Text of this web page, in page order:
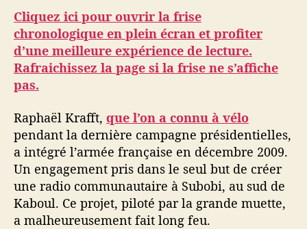
Cliquez ici pour ouvrir la frise
chronologique en plein écran et profiter
d’une meilleure expérience de lecture.
Rafraichissez la page si la frise ne s’affiche
pas.
Raphaël Krafft, que l’on a connu à vélo
pendant la dernière campagne présidentielles,
a intégré l’armée française en décembre 2009.
Un engagement pris dans le seul but de créer
une radio communautaire à Subobi, au sud de
Kaboul. Ce projet, piloté par la grande muette,
a malheureusement fait long feu.